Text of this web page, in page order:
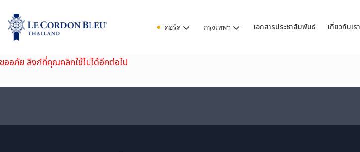
คอร์ส กรุงเทพฯ เอกสารประชาสัมพันธ์ เกี่ยวกับเรา
ขออภัย ลิงก์ที่คุณคลิกใช้ไม่ได้อีกต่อไป